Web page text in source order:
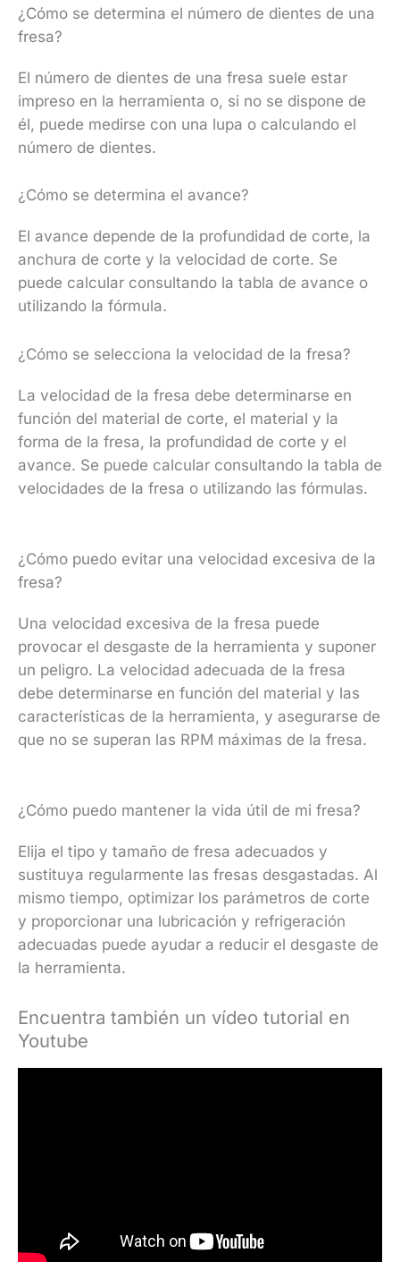
¿Cómo se determina el número de dientes de una
fresa?
El número de dientes de una fresa suele estar
impreso en la herramienta o, si no se dispone de
él, puede medirse con una lupa o calculando el
número de dientes.
¿Cómo se determina el avance?
El avance depende de la profundidad de corte, la
anchura de corte y la velocidad de corte. Se
puede calcular consultando la tabla de avance o
utilizando la fórmula.
¿Cómo se selecciona la velocidad de la fresa?
La velocidad de la fresa debe determinarse en
función del material de corte, el material y la
forma de la fresa, la profundidad de corte y el
avance. Se puede calcular consultando la tabla de
velocidades de la fresa o utilizando las fórmulas.
¿Cómo puedo evitar una velocidad excesiva de la
fresa?
Una velocidad excesiva de la fresa puede
provocar el desgaste de la herramienta y suponer
un peligro. La velocidad adecuada de la fresa
debe determinarse en función del material y las
características de la herramienta, y asegurarse de
que no se superan las RPM máximas de la fresa.
¿Cómo puedo mantener la vida útil de mi fresa?
Elija el tipo y tamaño de fresa adecuados y
sustituya regularmente las fresas desgastadas. Al
mismo tiempo, optimizar los parámetros de corte
y proporcionar una lubricación y refrigeración
adecuadas puede ayudar a reducir el desgaste de
la herramienta.
Encuentra también un vídeo tutorial en
Youtube